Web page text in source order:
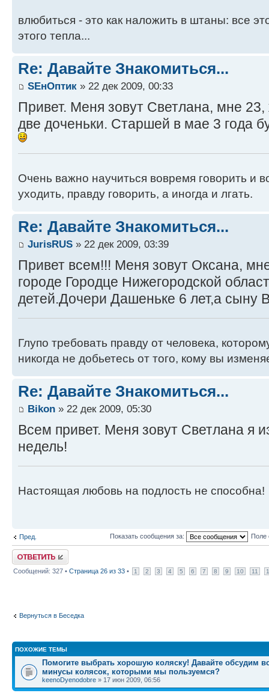
влюбиться - это как наложить в штаны: все
этого тепла...
Re: Давайте Знакомиться...
SEнOптик » 22 дек 2009, 00:33
Привет. Меня зовут Светлана, мне
две доченьки. Старшей в мае 3 года
Очень важно научиться вовремя говорить и
уходить, правду говорить, а иногда и лгать.
Re: Давайте Знакомиться...
JurisRUS » 22 дек 2009, 03:39
Привет всем!!! Меня зовут Оксана,
городе Городце Нижегородской
детей.Дочери Дашеньке 6 лет,а сыну
Глупо требовать правду от человека,
никогда не добьетесь от того, кому вы
Re: Давайте Знакомиться...
Bikon » 22 дек 2009, 05:30
Всем привет. Меня зовут Светлана я
недель!
Настоящая любовь на подлость не способна!
Пред. Показать сообщения за: Поле
Ответить
Сообщений: 327 • Страница 26 из 33 • 1 2 3 4 5 6 7 8 9 10 11
Вернуться в Беседка
ПОХОЖИЕ ТЕМЫ
Помогите выбрать хорошую коляску! Давайте обсудим
минусы колясок, которыми мы пользуемся?
keenoDyenodobre » 17 июн 2009, 06:56